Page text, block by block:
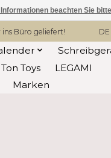
Büro geliefert! DE
Toys
LEGAMI
Marken
beachten Sie